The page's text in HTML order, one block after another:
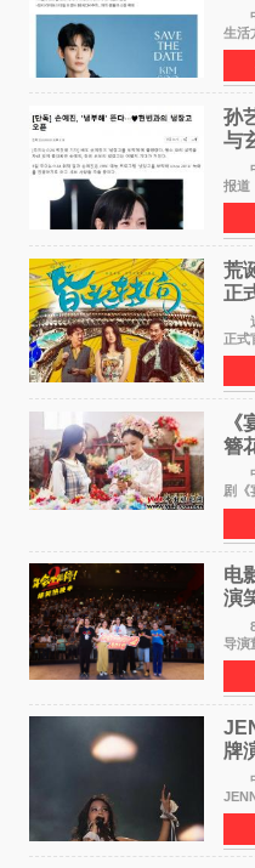
中
生活
面会
这也
孙
与
中
报道
托了
珍
妻子
荒
正
近
正式
通人
不
造出
簪
中
剧《
是泉
文
传承
电
演
后
8月
导演
昀、
近
笑声
牌
中
需1
上
了为